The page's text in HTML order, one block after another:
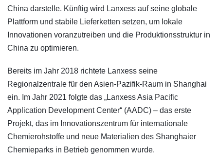
China darstelle. Künftig wird Lanxess auf seine globale
Plattform und stabile Lieferketten setzen, um lokale
Innovationen voranzutreiben und die Produktionsstruktur in
China zu optimieren.
Bereits im Jahr 2018 richtete Lanxess seine
Regionalzentrale für den Asien-Pazifik-Raum in Shanghai
ein. Im Jahr 2021 folgte das „Lanxess Asia Pacific
Application Development Center“ (AADC) – das erste
Projekt, das im Innovationszentrum für internationale
Chemierohstoffe und neue Materialien des Shanghaier
Chemieparks in Betrieb genommen wurde.